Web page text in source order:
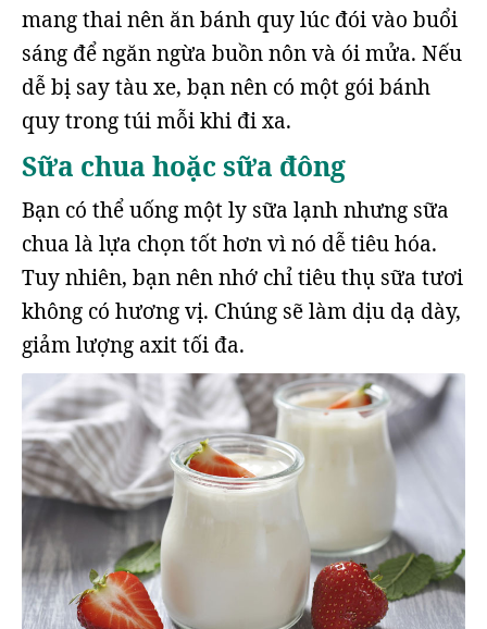
mang thai nên ăn bánh quy lúc đói vào buổi
sáng để ngăn ngừa buồn nôn và ói mửa. Nếu
dễ bị say tàu xe, bạn nên có một gói bánh
quy trong túi mỗi khi đi xa.
Sữa chua hoặc sữa đông
Bạn có thể uống một ly sữa lạnh nhưng sữa
chua là lựa chọn tốt hơn vì nó dễ tiêu hóa.
Tuy nhiên, bạn nên nhớ chỉ tiêu thụ sữa tươi
không có hương vị. Chúng sẽ làm dịu dạ dày,
giảm lượng axit tối đa.